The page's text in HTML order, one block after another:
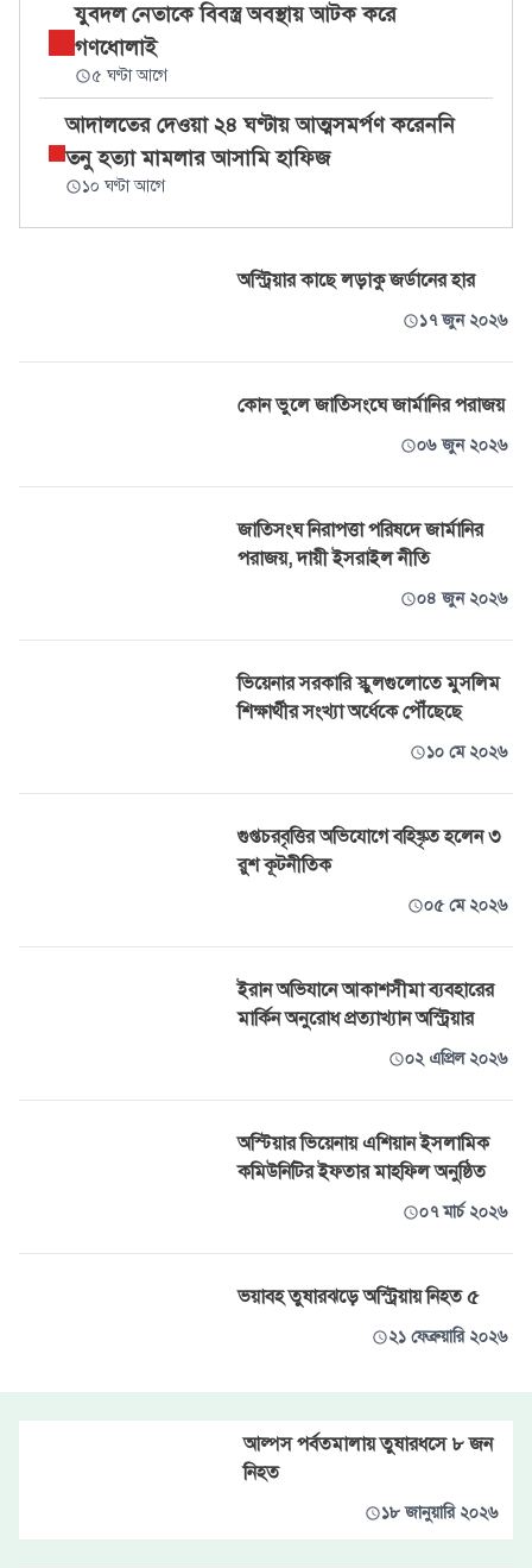
যুবদল নেতাকে বিবস্ত্র অবস্থায় আটক করে
গণধোলাই
৫ ঘণ্টা আগে
আদালতের দেওয়া ২৪ ঘণ্টায় আত্মসমর্পণ করেননি
তনু হত্যা মামলার আসামি হাফিজ
১০ ঘণ্টা আগে
অস্ট্রিয়ার কাছে লড়াকু জর্ডানের হার
১৭ জুন ২০২৬
কোন ভুলে জাতিসংঘে জার্মানির পরাজয়
০৬ জুন ২০২৬
জাতিসংঘ নিরাপত্তা পরিষদে জার্মানির
পরাজয়, দায়ী ইসরাইল নীতি
০৪ জুন ২০২৬
ভিয়েনার সরকারি স্কুলগুলোতে মুসলিম
শিক্ষার্থীর সংখ্যা অর্ধেকে পৌঁছেছে
১০ মে ২০২৬
গুপ্তচরবৃত্তির অভিযোগে বহিষ্কৃত হলেন ৩
রুশ কূটনীতিক
০৫ মে ২০২৬
ইরান অভিযানে আকাশসীমা ব্যবহারের
মার্কিন অনুরোধ প্রত্যাখ্যান অস্ট্রিয়ার
০২ এপ্রিল ২০২৬
অস্টিয়ার ভিয়েনায় এশিয়ান ইসলামিক
কমিউনিটির ইফতার মাহফিল অনুষ্ঠিত
০৭ মার্চ ২০২৬
ভয়াবহ তুষারঝড়ে অস্ট্রিয়ায় নিহত ৫
২১ ফেব্রুয়ারি ২০২৬
আল্পস পর্বতমালায় তুষারধসে ৮ জন
নিহত
১৮ জানুয়ারি ২০২৬